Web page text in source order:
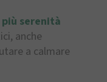
serenità
anche
a calmare